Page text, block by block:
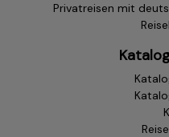
Privatreisen mit